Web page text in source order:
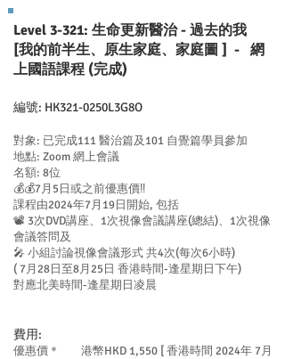
Level 3-321: 生命更新醫治 - 過去的我
[我的前半生、原生家庭、家庭圖 ] - 網
上國語課程 (完成)
編號: HK321-0250L3G8O
對象: 已完成111 醫治篇及101 自覺篇學員參加
地點: Zoom 網上會議
名額: 8位
💰💰7月5日或之前優惠價‼️
課程由2024年7月19日開始, 包括
📽 3次DVD講座、1次視像會議講座(總結)、1次視像
會議答問及
🎤 小組討論視像會議形式 共4次(每次6小時)
( 7月28日至8月25日 香港時間-逢星期日下午)
對應北美時間-逢星期日凌晨
​費用:
優惠價＊ 港幣HKD 1,550 [ 香港時間 2024年 7月